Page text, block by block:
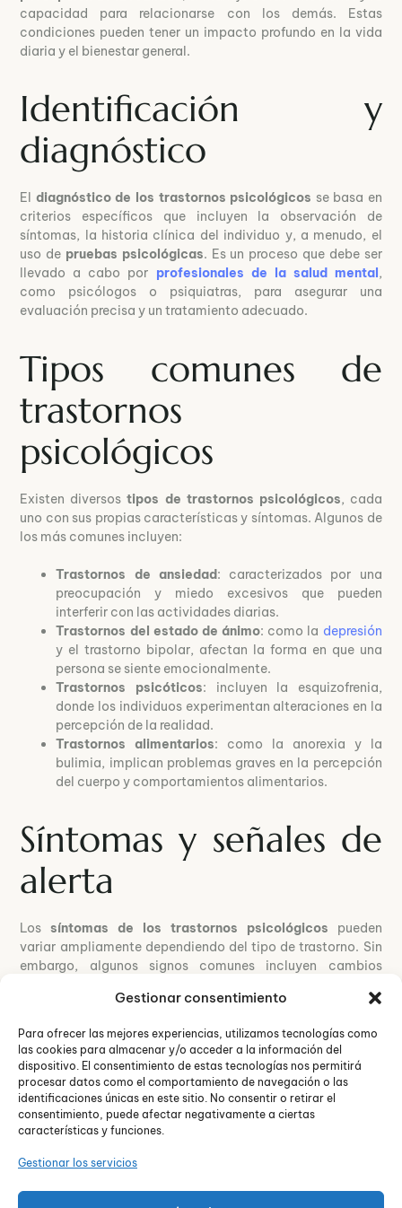
Gestionar consentimiento
Para ofrecer las mejores experiencias, utilizamos tecnologías como
las cookies para almacenar y/o acceder a la información del
dispositivo. El consentimiento de estas tecnologías nos permitirá
procesar datos como el comportamiento de navegación o las
identificaciones únicas en este sitio. No consentir o retirar el
consentimiento, puede afectar negativamente a ciertas
características y funciones.
Gestionar los servicios
capacidad para relacionarse con los demás. Estas
condiciones pueden tener un impacto profundo en la vida
diaria y el bienestar general.
Identificación y
diagnóstico
El diagnóstico de los trastornos psicológicos se basa en
criterios específicos que incluyen la observación de
síntomas, la historia clínica del individuo y, a menudo, el
uso de pruebas psicológicas. Es un proceso que debe ser
llevado a cabo por profesionales de la salud mental ,
como psicólogos o psiquiatras, para asegurar una
evaluación precisa y un tratamiento adecuado.
Tipos comunes de
trastornos
psicológicos
Existen diversostipos de trastornos psicológicos, cada
uno con sus propias características y síntomas. Algunos de
los más comunes incluyen:
Trastornos de ansiedad: caracterizados por una
preocupación y miedo excesivos que pueden
interferir con las actividades diarias.
Trastornos del estado de ánimo: como la depresión
y el trastorno bipolar, afectan la forma en que una
persona se siente emocionalmente.
Trastornos psicóticos: incluyen la esquizofrenia,
donde los individuos experimentan alteraciones en la
percepción de la realidad.
Trastornos alimentarios: como la anorexia y la
bulimia, implican problemas graves en la percepción
del cuerpo y comportamientos alimentarios.
Síntomas y señales de
alerta
Lossíntomas de los trastornos psicológicos pueden
variar ampliamente dependiendo del tipo de trastorno. Sin
embargo, algunos signos comunes incluyen cambios
estado de ánimo, dificultades para afrontar las rutinas
estos signos es el primer paso hacia la búsqueda de ayuda
profesional.
Tratamientos y
terapias disponibles